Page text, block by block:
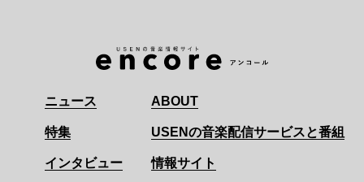
ニュース
特集
インタビュー
ABOUT
USENの音楽配信サービスと番組
情報サイト